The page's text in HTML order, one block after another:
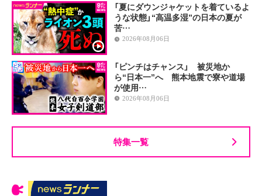
「夏にダウンジャケットを着ているよ
うな状態」“高温多湿”の日本の夏が
苦…
2026年08月06日
「ピンチはチャンス」 被災地か
ら“日本一”へ 熊本地震で寮や道場
が使用…
2026年08月06日
特集一覧